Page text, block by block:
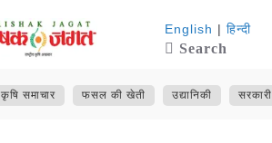
English | हिन्दी
Search
कृषि समाचार फसल की खेती उद्यानिकी